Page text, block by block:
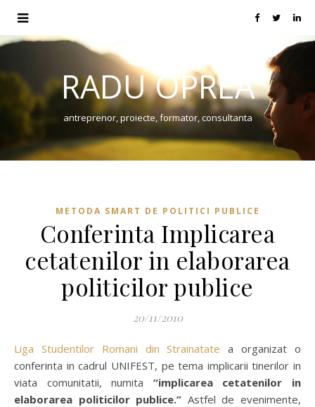
RADU OPREA
antreprenor, proiecte, formator, consultanta
METODA SMART DE POLITICI PUBLICE
Conferinta Implicarea
cetatenilor in elaborarea
politicilor publice
20/11/2010
Liga Studentilor Romani din Strainatate a organizat o
conferinta in cadrul UNIFEST, pe tema implicarii tinerilor in
viata comunitatii, numita “implicarea cetatenilor in
elaborarea politicilor publice.” Astfel de evenimente,